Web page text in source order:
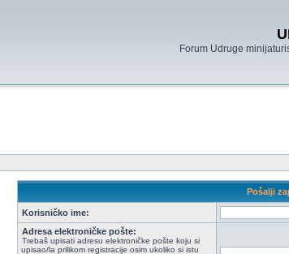
Forum Udruge
Pošalji
Korisničko ime:
Adresa elektroničke pošte:
Trebaš upisati adresu elektroničke pošte koju si
upisao/la prilikom registracije osim ukoliko si istu